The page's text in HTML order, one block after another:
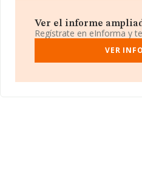
La empresa española Rsp
núm. 1, (28045), Madrid, Madrid.
En base a la información de la
nacional la facturación
provincia de Madrid, en la base
Ver el informe
Regístrate en eInforma y
VER